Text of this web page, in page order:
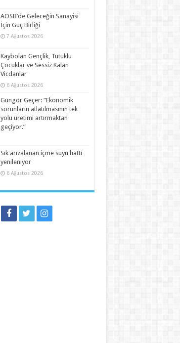
AOSB’de Geleceğin Sanayisi
İçin Güç Birliği
7 Ağustos 2026
Kaybolan Gençlik, Tutuklu
Çocuklar ve Sessiz Kalan
Vicdanlar
6 Ağustos 2026
Güngör Geçer: “Ekonomik
sorunların atlatılmasının tek
yolu üretimi artırmaktan
geçiyor.”
Sık arızalanan içme suyu hattı
yenileniyor
6 Ağustos 2026